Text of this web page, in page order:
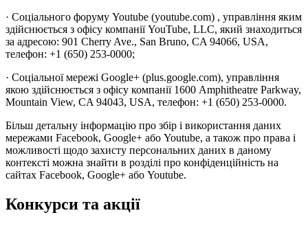
· Соціального форуму Youtube (youtube.com) , управління яким
здійснюється з офісу компанії YouTube, LLC, який знаходиться
за адресою: 901 Cherry Ave., San Bruno, CA 94066, USA,
телефон: +1 (650) 253-0000;
· Соціальної мережі Google+ (plus.google.com), управління
якою здійснюється з офісу компанії 1600 Amphitheatre Parkway,
Mountain View, CA 94043, USA, телефон: +1 (650) 253-0000.
Більш детальну інформацію про збір і використання даних
мережами Facebook, Google+ або Youtube, а також про права і
можливості щодо захисту персональних даних в даному
контексті можна знайти в розділі про конфіденційність на
сайтах Facebook, Google+ або Youtube.
Конкурси та акції